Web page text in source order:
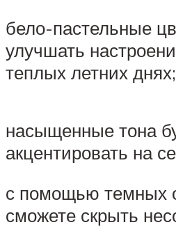
бело-пастельные
улучшать
теплых летних днях;
насыщенные тона
акцентировать на
с помощью темных
сможете скрыть